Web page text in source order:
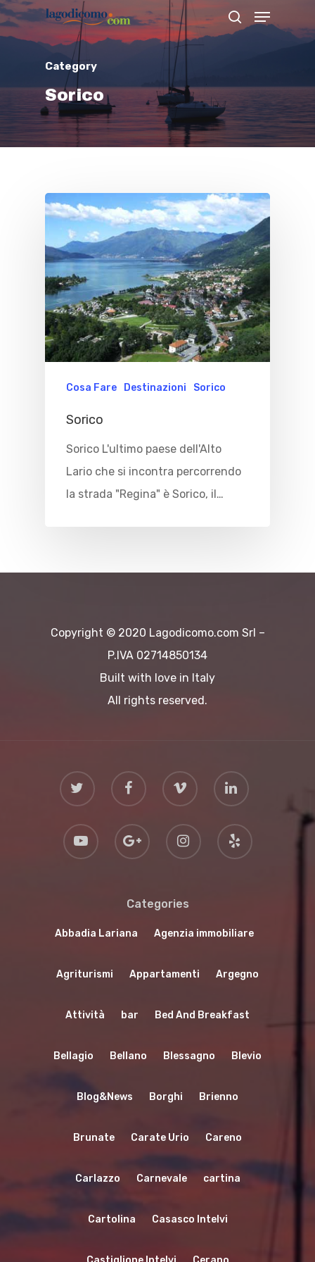
Hit enter to search or ESC to close
Category
Sorico
Cosa Fare Destinazioni Sorico
Sorico
Sorico L'ultimo paese dell'Alto
Lario che si incontra percorrendo
la strada "Regina" è Sorico, il…
Copyright © 2020 Lagodicomo.com Srl –
P.IVA 02714850134
Built with love in Italy
All rights reserved.
Categories
Abbadia Lariana Agenzia immobiliare
Agriturismi Appartamenti Argegno
Attività bar Bed And Breakfast
Bellagio Bellano Blessagno Blevio
Blog&News Borghi Brienno
Brunate Carate Urio Careno
Carlazzo Carnevale cartina
Cartolina Casasco Intelvi